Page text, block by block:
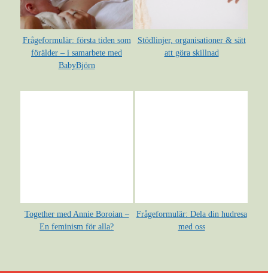
Frågeformulär: första tiden som
förälder – i samarbete med
BabyBjörn
Stödlinjer, organisationer & sätt
att göra skillnad
Together med Annie Boroian –
En feminism för alla?
Frågeformulär: Dela din hudresa
med oss